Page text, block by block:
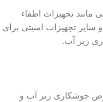
مانند تجهیزات اطفاء
تجهیزات امنیتی برای
زیر آب.
جوشکاری زیر آب و